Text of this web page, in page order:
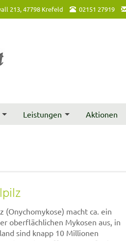
213, 47798 Krefeld 02151 27919
Leistungen Aktionen
(Onychomykose) macht ca. ein
oberflächlichen Mykosen aus, in
sind knapp 10 Millionen